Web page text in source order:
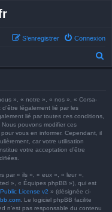
Connexion
S’enregistrer
», « notre », « nos », « Corsa-
légalement lié par les
lié par toutes ces conditions,
Nous pouvons modifier ces
vous en informer. Cependant, il
car votre utilisation
votre acceptation d’être
par « ils », « eux », « leur »,
», « Équipes phpBB »), qui est
License v2 » (désignée ci-
. Le logiciel phpBB facilite
n’est pas responsable du contenu